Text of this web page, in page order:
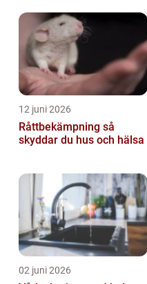
12 juni 2026
Råttbekämpning så
skyddar du hus och hälsa
02 juni 2026